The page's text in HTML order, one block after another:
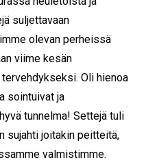
suljettavaan
olevan perheissä
viime kesän
Oli hienoa
sointuivat ja
tunnelma! Settejä tuli
sujahti joitakin peitteitä,
valmistimme.